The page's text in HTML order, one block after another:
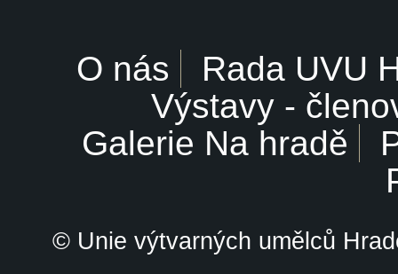
O nás
Rada UVU
Výstavy -
Galerie Na hradě
© Unie výtvarných umělců